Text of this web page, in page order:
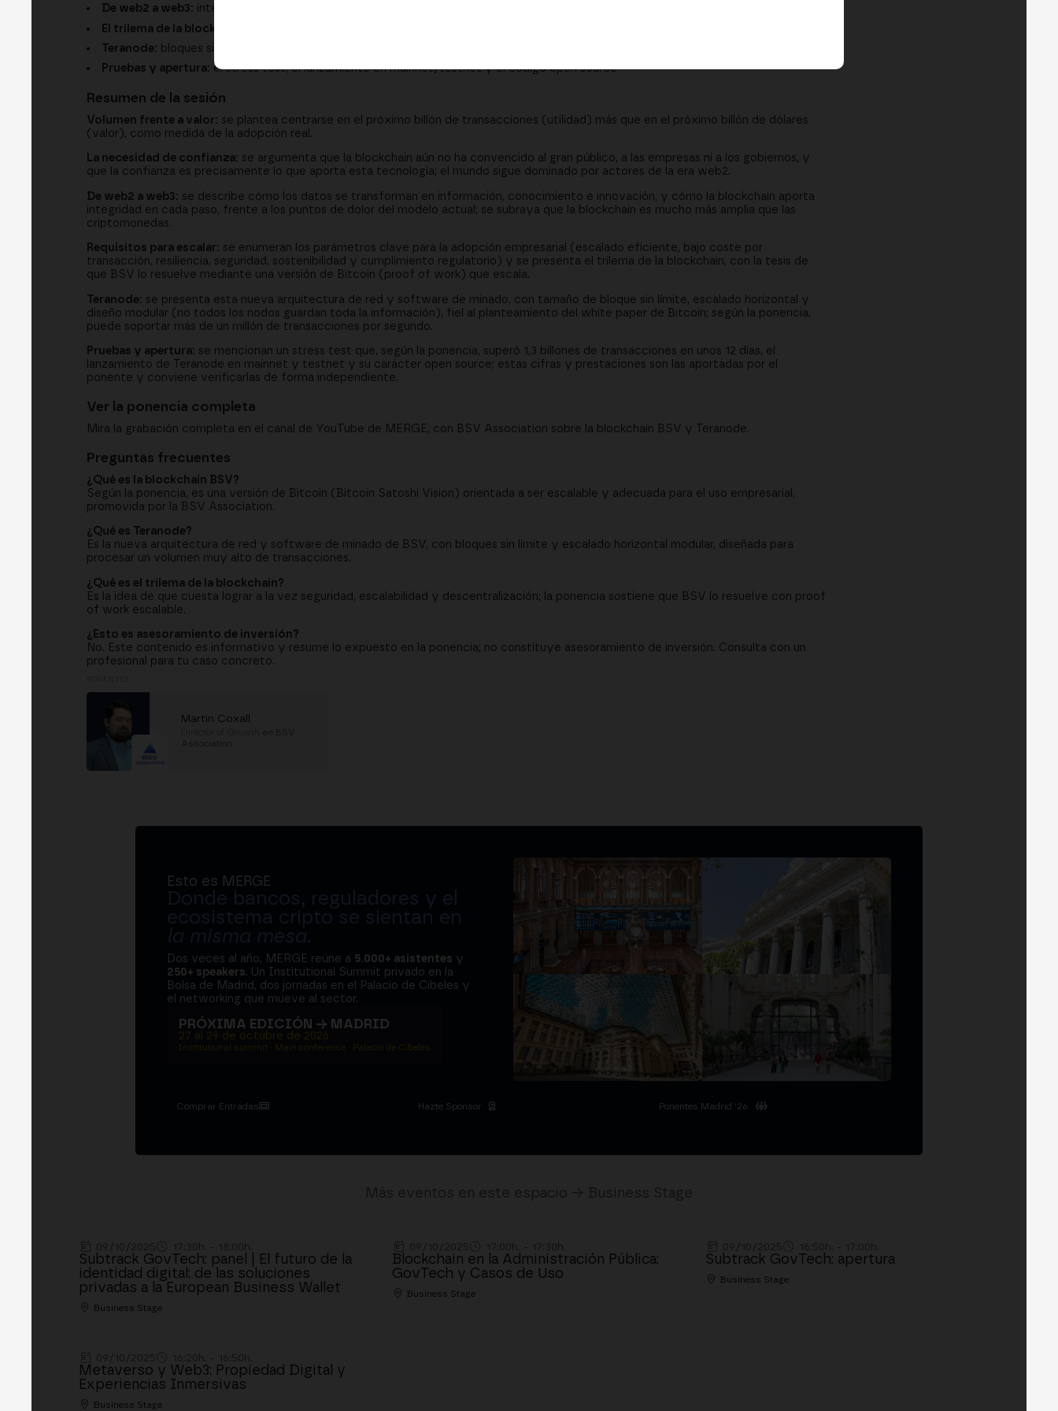
De web2 a web3: integridad de datos en cada paso del proceso
El trilema de la blockchain:
Teranode: bloques sin límite, arquitectura modular y escalado horizontal
Pruebas y apertura: el stress test, el lanzamiento en mainnet/testnet y el código open source
Resumen de la sesión
Volumen frente a valor: se plantea centrarse en el próximo billón de transacciones (utilidad) más que en el próximo billón de dólares
(valor), como medida de la adopción real.
La necesidad de confianza: se argumenta que la blockchain aún no ha convencido al gran público, a las empresas ni a los gobiernos, y
que la confianza es precisamente lo que aporta esta tecnología; el mundo sigue dominado por actores de la era web2.
De web2 a web3: se describe cómo los datos se transforman en información, conocimiento e innovación, y cómo la blockchain aporta
integridad en cada paso, frente a los puntos de dolor del modelo actual; se subraya que la blockchain es mucho más amplia que las
criptomonedas.
Requisitos para escalar: se enumeran los parámetros clave para la adopción empresarial (escalado eficiente, bajo coste por
transacción, resiliencia, seguridad, sostenibilidad y cumplimiento regulatorio) y se presenta el trilema de la blockchain, con la tesis de
que BSV lo resuelve mediante una versión de Bitcoin (proof of work) que escala.
Teranode: se presenta esta nueva arquitectura de red y software de minado, con tamaño de bloque sin límite, escalado horizontal y
diseño modular (no todos los nodos guardan toda la información), fiel al planteamiento del white paper de Bitcoin; según la ponencia,
puede soportar más de un millón de transacciones por segundo.
Pruebas y apertura: se mencionan un stress test que, según la ponencia, superó 1,3 billones de transacciones en unos 12 días, el
lanzamiento de Teranode en mainnet y testnet y su carácter open source; estas cifras y prestaciones son las aportadas por el
ponente y conviene verificarlas de forma independiente.
Ver la ponencia completa
Mira la grabación completa en el canal de YouTube de MERGE, con BSV Association sobre la blockchain BSV y Teranode.
Preguntas frecuentes
¿Qué es la blockchain BSV?
Según la ponencia, es una versión de Bitcoin (Bitcoin Satoshi Vision) orientada a ser escalable y adecuada para el uso empresarial,
promovida por la BSV Association.
¿Qué es Teranode?
Es la nueva arquitectura de red y software de minado de BSV, con bloques sin límite y escalado horizontal modular, diseñada para
procesar un volumen muy alto de transacciones.
¿Qué es el trilema de la blockchain?
Es la idea de que cuesta lograr a la vez seguridad, escalabilidad y descentralización; la ponencia sostiene que BSV lo resuelve con proof
of work escalable.
¿Esto es asesoramiento de inversión?
No. Este contenido es informativo y resume lo expuesto en la ponencia; no constituye asesoramiento de inversión. Consulta con un
profesional para tu caso concreto.
Martin Coxall
Association
Esto es MERGE
Donde bancos, reguladores y el
ecosistema cripto se sientan en
la misma mesa.
Dos veces al año, MERGE reúne a 5.000+ asistentes y
250+ speakers. Un Institutional Summit privado en la
Bolsa de Madrid, dos jornadas en el Palacio de Cibeles y
el networking que mueve al sector.
PRÓXIMA EDICIÓN → MADRID
27 al 29 de octubre de 2026
Institutional summit · Main conference · Palacio de Cibeles
Comprar Entradas Hazte Sponsor Ponentes Madrid '26
Subtrack GovTech: panel | El futuro de la
identidad digital: de las soluciones
privadas a la European Business Wallet
Business Stage
Blockchain en la Administración Pública:
GovTech y Casos de Uso
Business Stage
Subtrack GovTech: apertura
Business Stage
Metaverso y Web3: Propiedad Digital y
Experiencias Inmersivas
Business Stage